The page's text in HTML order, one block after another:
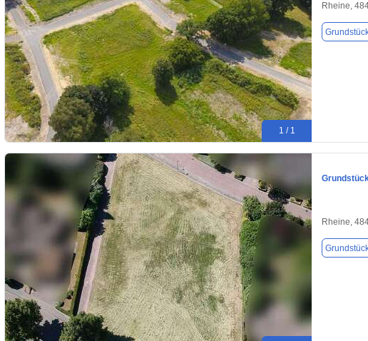
1 / 1
Rheine,
Rheine,